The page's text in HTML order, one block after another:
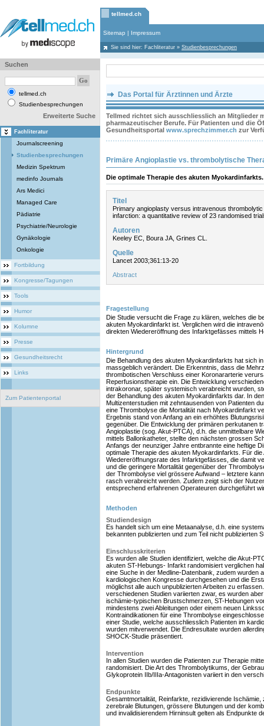
tellmed.ch
Sitemap | Impressum
Sie sind hier: Fachliteratur » Studienbesprechungen
Suchen
tellmed.ch
Studienbesprechungen
Erweiterte Suche
Fachliteratur
Journalscreening
Studienbesprechungen
Medizin Spektrum
medinfo Journals
Ars Medici
Managed Care
Pädiatrie
Psychiatrie/Neurologie
Gynäkologie
Onkologie
Fortbildung
Kongresse/Tagungen
Tools
Humor
Kolumne
Presse
Gesundheitsrecht
Links
Zum Patientenportal
Das Portal für Ärztinnen und Ärzte
Tellmed richtet sich ausschliesslich an Mitglieder
pharmazeutischer Berufe. Für Patienten und die
Gesundheitsportal www.sprechzimmer.ch zur
Primäre Angioplastie vs. thrombolytische
Die optimale Therapie des akuten Myokardinfarkts.
Titel
Primary angioplasty versus intravenous
infarction: a quantitative review of 23 randomised
Autoren
Keeley EC, Boura JA, Grines CL.
Quelle
Lancet 2003;361:13-20
Abstract
Fragestellung
Die Studie versucht die Frage zu klären, welches die
akuten Myokardinfarkt ist. Verglichen wird die
direkten Wiedereröffnung des Infarktgefässes mittels
Hintergrund
Die Behandlung des akuten Myokardinfarkts hat sich
massgeblich verändert. Die Erkenntnis, dass die
thrombotischen Verschluss einer Koronararterie
Reperfusionstherapie ein. Die Entwicklung
intrakoronar, später systemisch verabreicht wurden,
der Behandlung des akuten Myokardinfarkts dar. In
Multizenterstudien mit zehntausenden von Patienten
eine Thrombolyse die Mortalität nach Myokardinfarkt
Ergebnis stand von Anfang an ein erhöhtes
gegenüber. Die Entwicklung der primären perkutanen
Angioplastie (sog. Akut-PTCA), d.h. die unmittelbare
mittels Ballonkatheter, stellte den nächsten grossen
Anfangs der neunziger Jahre entbrannte eine heftige
optimale Therapie des akuten Myokardinfarkts. Für
Wiedereröffnungsrate des Infarktgefässes, die damit
und die geringere Mortalität gegenüber der
der Thrombolyse viel grössere Aufwand – letztere
rasch verabreicht werden. Zudem zeigt sich der
entsprechend erfahrenen Operateuren durchgeführt
Methoden
Studiendesign
Es handelt sich um eine Metaanalyse, d.h. eine
bekannten publizierten und zum Teil nicht publizierten
Einschlusskriterien
Es wurden alle Studien identifiziert, welche die Akut-
akuten ST-Hebungs- Infarkt randomisiert verglichen
eine Suche in der Medline-Datenbank, zudem wurden
kardiologischen Kongresse durchgesehen und die
möglichst alle auch unpublizierten Arbeiten zu
verschiedenen Studien variierten zwar, es wurden
ischämie-typischen Brustschmerzen, ST-Hebungen
mindestens zwei Ableitungen oder einem neuen
Kontraindikationen für eine Thrombolyse
einer Studie, welche ausschliesslich Patienten im
wurden mitverwendet. Die Endresultate wurden
SHOCK-Studie präsentiert.
Intervention
In allen Studien wurden die Patienten zur Therapie
randomisiert. Die Art des Thrombolytikums, der
Glykoprotein IIb/IIIa-Antagonisten variiert in den
Endpunkte
Gesamtmortalität, Reinfarkte, rezidivierende
zerebrale Blutungen, grössere Blutungen und der
und invalidisierendem Hirninsult gelten als Endpunkte